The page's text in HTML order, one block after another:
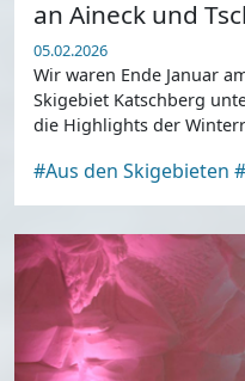
an Aineck und
05.02.2026
Wir waren Ende Januar
Skigebiet Katschberg
die Highlights der
#Aus den Skigebieten